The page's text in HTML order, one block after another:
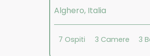
Alghero, Italia
7 Ospiti 3 Camere 3